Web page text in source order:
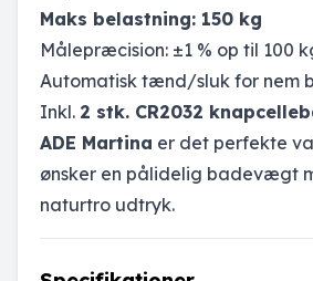
Maks belastning: 150 kg
Målepræcision: ±1 % op til 100
Automatisk tænd/sluk for nem
Inkl. 2 stk. CR2032
ADE Martina er det perfekte
ønsker en pålidelig badevægt
naturtro udtryk.